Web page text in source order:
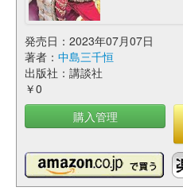
発売日：2023年07月07日
著者： 中島三千恒
出版社：講談社
￥0
購入管理